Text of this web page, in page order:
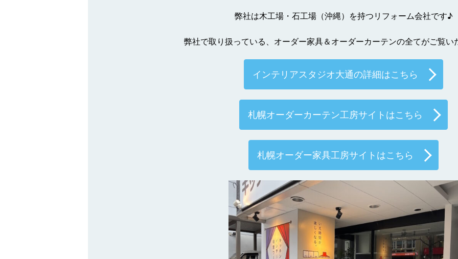
弊社は木工場・石工場（沖縄）を持つリフォーム会社です♪
弊社で取り扱っている、オーダー家具＆オーダーカーテンの全てがご覧い
インテリアスタジオ大通の詳細はこちら
札幌オーダーカーテン工房サイトはこちら
札幌オーダー家具工房サイトはこちら